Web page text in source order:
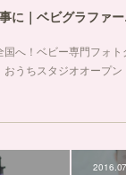
好き
へ！ベビー専門フォト
おうちスタジオオープ